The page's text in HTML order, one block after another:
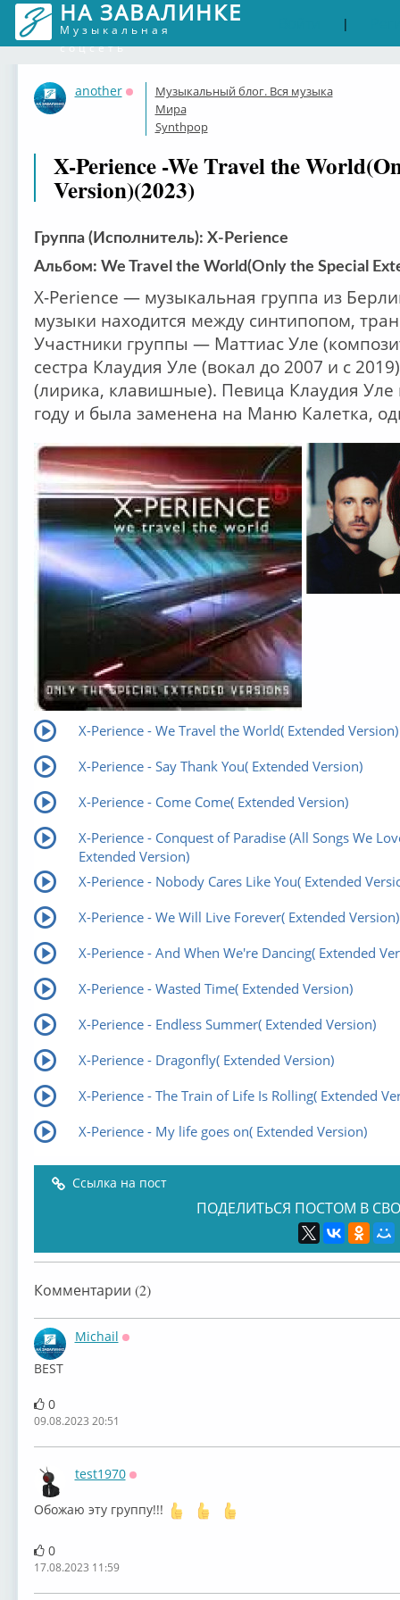
НА ЗАВАЛИНКЕ
Музыкальная
соцсеть
|
another
Оффлайн
Музыкальный блог. Вся музыка
Мира
Synthpop
X-Perience -We Travel the
Version)(2023)
Группа (Исполнитель): X-Perience
Альбом: We Travel the World(Only the Special
X-Perience — музыкальная группа из
музыки находится между синтипопом,
Участники группы — Маттиас Уле
сестра Клаудия Уле (вокал до 2007 и с
(лирика, клавишные). Певица Клаудия Уле
году и была заменена на Маню Калетка,
X-Perience - We Travel the World( Extended Version)
X-Perience - Say Thank You( Extended Version)
X-Perience - Come Come( Extended Version)
X-Perience - Conquest of Paradise (All Songs We
Extended Version)
X-Perience - Nobody Cares Like You( Extended
X-Perience - We Will Live Forever( Extended Version)
X-Perience - And When We're Dancing( Extended
X-Perience - Wasted Time( Extended Version)
X-Perience - Endless Summer( Extended Version)
X-Perience - Dragonfly( Extended Version)
X-Perience - The Train of Life Is Rolling( Extended
X-Perience - My life goes on( Extended Version)
Ссылка на пост
ПОДЕЛИТЬСЯ ПОСТОМ В
Комментарии (2)
Michail
BEST
0
09.08.2023 20:51
test1970
Обожаю эту группу!!!
0
17.08.2023 11:59